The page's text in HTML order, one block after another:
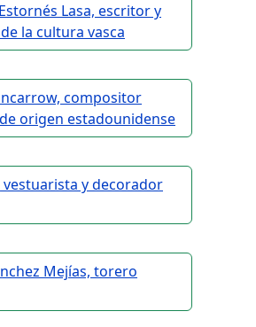
Lasa, escritor y
la cultura vasca
compositor
origen estadounidense
vestuarista y decorador
Mejías, torero